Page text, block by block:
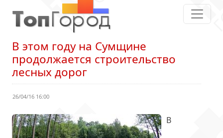
В этом году на Сумщине
продолжается строительство
лесных дорог
26/04/16 16:00
В